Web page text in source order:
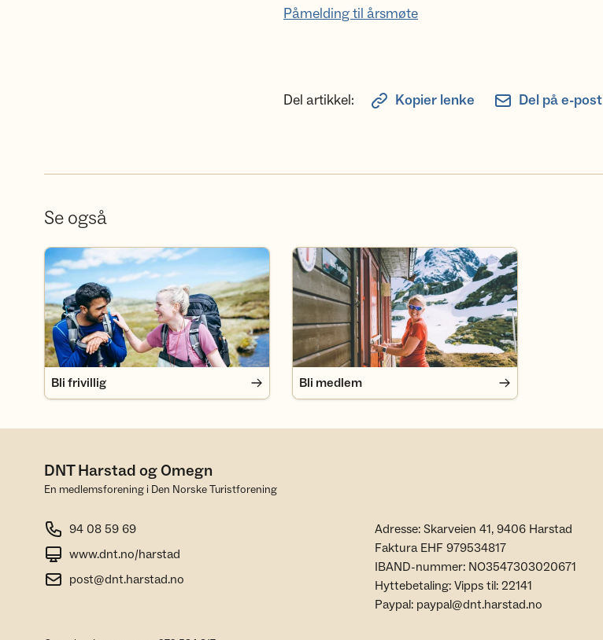
Påmelding til årsmøte
Del artikkel: Kopier lenke Del på e-post
Se også
Bli frivillig
Bli frivillig
Bli medlem
Bli medlem
DNT Harstad og Omegn
En medlemsforening i Den Norske Turistforening
94 08 59 69
www.dnt.no/harstad
post@dnt.harstad.no
Adresse: Skarveien 41, 9406 Harstad
Faktura EHF 979534817
IBAND-nummer: NO3547303020671
Hyttebetaling: Vipps til: 22141
Paypal: paypal@dnt.harstad.no